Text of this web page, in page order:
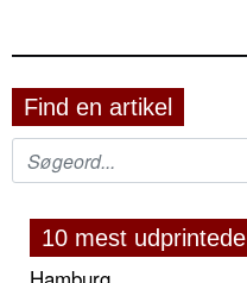
Find en artikel
10 mest udprintede